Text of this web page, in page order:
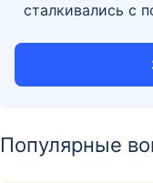
сталкивались с
Популярные